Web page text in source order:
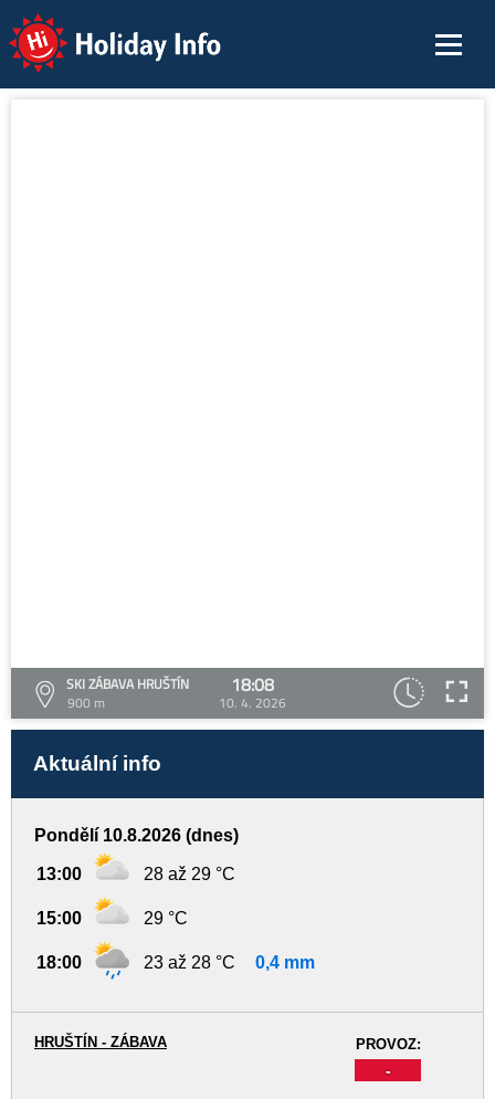
Holiday Info
SKI ZÁBAVA HRUŠTÍN
900 m
18:08
10. 4. 2026
Aktuální info
Pondělí 10.8.2026 (dnes)
13:00 28 až 29 °C
15:00 29 °C
18:00 23 až 28 °C 0,4 mm
PROVOZ:
-
HRUŠTÍN - ZÁBAVA